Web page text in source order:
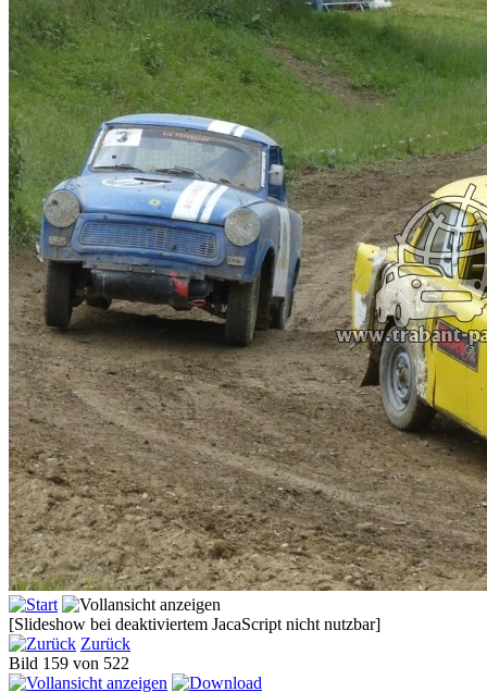
[Slideshow bei deaktiviertem JacaScript nicht nutzbar]
Zurück
Bild 159 von 522